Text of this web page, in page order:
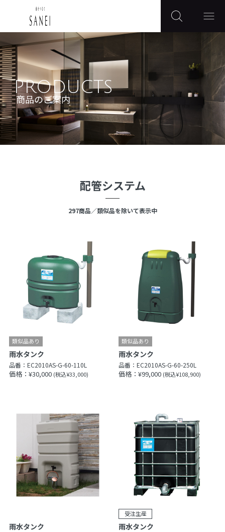
PRODUCTS
商品のご案内
配管システム
297商品／類似品を除いて表示中
雨水タンク
品番： EC2010AS-G-60-110L
価格：¥30,000 (税込¥33,000)
雨水タンク
品番：EC2010AS-G-60-250L
価格：¥99,000 (税込¥108,900)
雨水タンク 雨水タンク